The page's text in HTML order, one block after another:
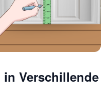
Verschillende